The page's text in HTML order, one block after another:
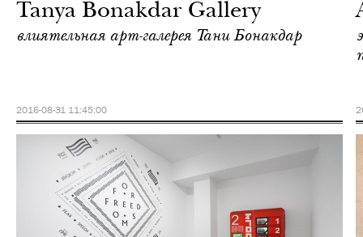
Tanya Bonakdar Gallery
влиятельная арт-галерея Тани Бонакдар
2016-08-31 11:45:00